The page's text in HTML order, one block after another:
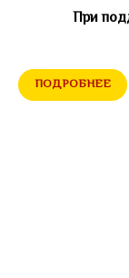
При
ПОДРОБНЕЕ